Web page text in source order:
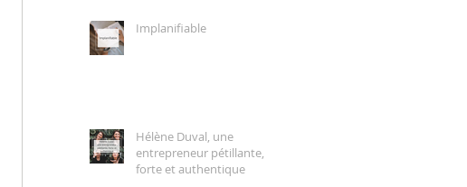
Implanifiable
Hélène Duval, une
entrepreneur pétillante,
forte et authentique